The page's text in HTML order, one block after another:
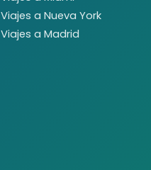
Viajes a Nueva York
Viajes a Madrid